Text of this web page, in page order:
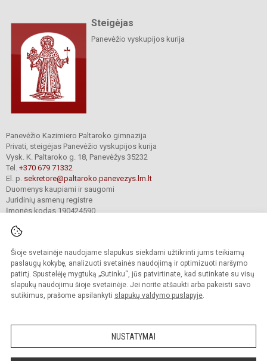
Šioje svetainėje naudojame slapukus siekdami užtikrinti jums teikiamų
paslaugų kokybę, analizuoti svetainės naudojimą ir optimizuoti naršymo
patirtį. Spustelėję mygtuką „Sutinku“, jūs patvirtinate, kad sutinkate su visų
slapukų naudojimu šioje svetainėje. Jei norite atšaukti arba pakeisti savo
sutikimus, prašome apsilankyti slapukų valdymo puslapyje.
NUSTATYMAI
Steigėjas
Panevėžio vyskupijos kurija
Panevėžio Kazimiero Paltaroko gimnazija
Privati, steigėjas Panevėžio vyskupijos kurija
Vysk. K. Paltaroko g. 18, Panevėžys 35232
Tel. +370 679 71332
El. p. sekretore@paltaroko.panevezys.lm.lt
Duomenys kaupiami ir saugomi
Juridinių asmenų registre
Įmonės kodas 190424590
© 2023. Panevėžio Kazimiero Paltaroko gimnazija. Visos teisės saugomos.
Kopijuoti turinį be raštiško įstaigos administracijos sutikimo griežtai draudžiama.
Versija neįgaliesiems Slapukų valdymas
Sumanus būdas atnaujinti